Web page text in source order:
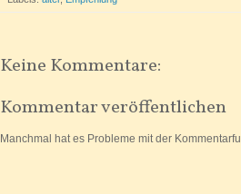
Keine Kommentare:
Kommentar veröffentlichen
Manchmal hat es Probleme mit der